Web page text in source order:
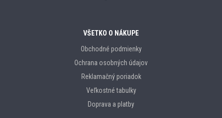
VŠETKO O NÁKUPE
Obchodné podmienky
Ochrana osobných údajov
Reklamačný poriadok
Veľkostné tabulky
Doprava a platby